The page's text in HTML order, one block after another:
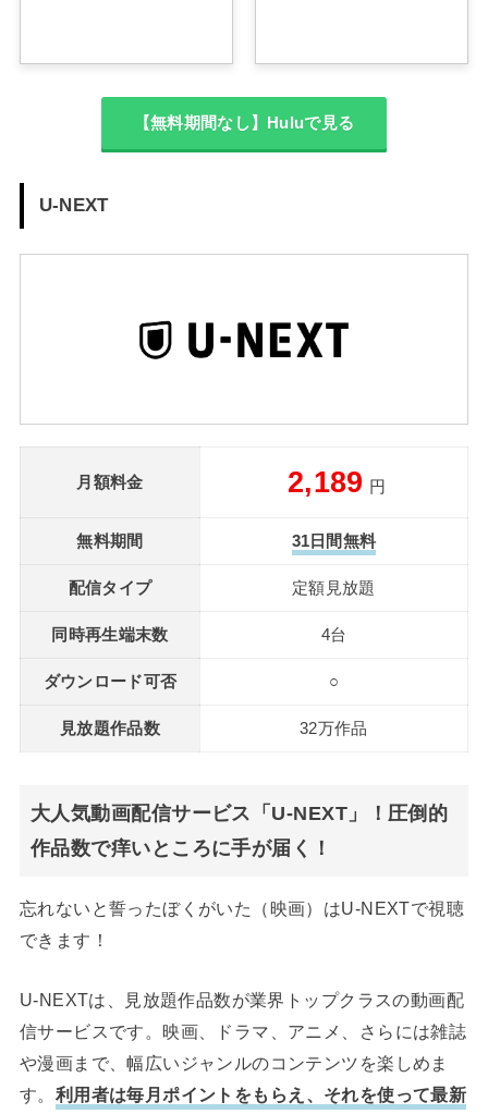
【無料期間なし】Huluで見る
U-NEXT
月額料金 2,189 円
無料期間 31日間無料
配信タイプ 定額見放題
同時再生端末数 4台
ダウンロード可否 ○
見放題作品数 32万作品
大人気動画配信サービス「U-NEXT」！圧倒的
作品数で痒いところに手が届く！
忘れないと誓ったぼくがいた（映画）はU-NEXTで視聴
できます！
U-NEXTは、見放題作品数が業界トップクラスの動画配
信サービスです。映画、ドラマ、アニメ、さらには雑誌
や漫画まで、幅広いジャンルのコンテンツを楽しめま
す。 利用者は毎月ポイントをもらえ、それを使って最新